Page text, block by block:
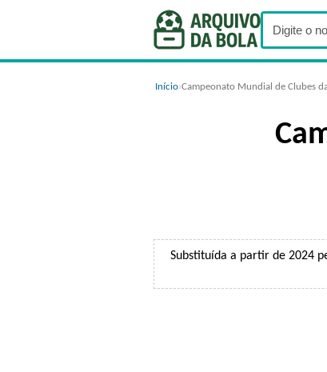
Início›Campeonato Mundial de Clubes
Substituída a partir de 2024